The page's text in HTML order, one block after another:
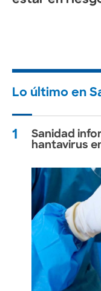
Lo último en
1
Sanidad
hantavirus